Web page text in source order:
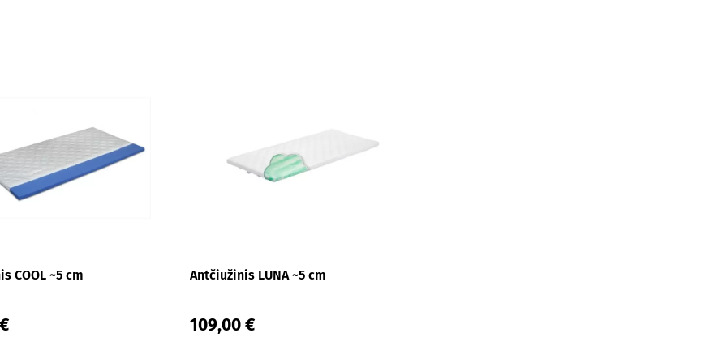
COOL ~5 cm Antčiužinis LUNA ~5 cm
109,00 €